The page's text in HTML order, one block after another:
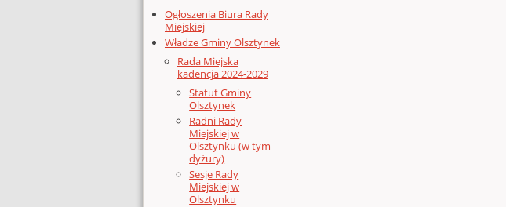
Ogłoszenia Biura Rady
Miejskiej
Władze Gminy Olsztynek
Rada Miejska
kadencja 2024-2029
Statut Gminy
Olsztynek
Radni Rady
Miejskiej w
Olsztynku (w tym
dyżury)
Sesje Rady
Miejskiej w
Olsztynku